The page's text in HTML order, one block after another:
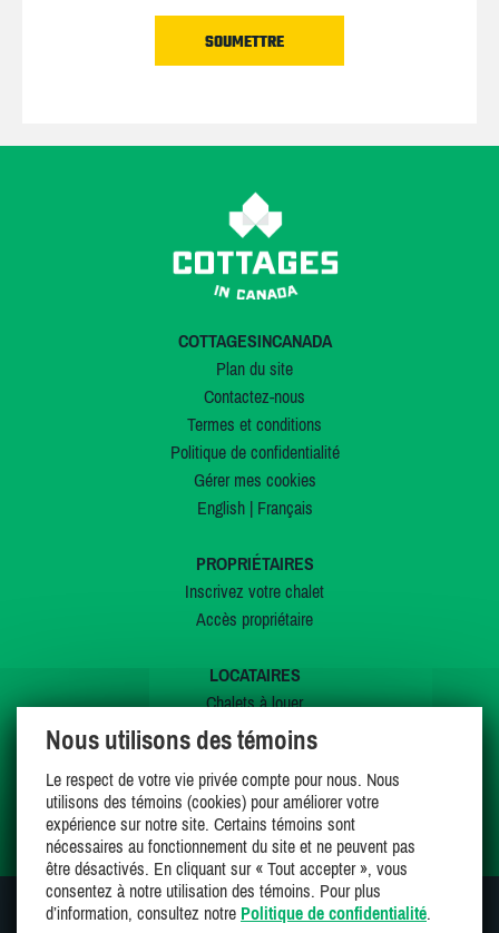
COTTAGESINCANADA
Plan du site
Contactez-nous
Termes et conditions
Politique de confidentialité
Gérer mes cookies
English| Français
PROPRIÉTAIRES
Inscrivez votre chalet
Accès propriétaire
LOCATAIRES
Chalets à louer
Chalets à vendre
Offres spéciales
Mes favoris
SUIVEZ-NOUS SUR
Nous utilisons des témoins
Le respect de votre vie privée compte pour nous. Nous
utilisons des témoins (cookies) pour améliorer votre
expérience sur notre site. Certains témoins sont
nécessaires au fonctionnement du site et ne peuvent pas
être désactivés. En cliquant sur « Tout accepter », vous
consentez à notre utilisation des témoins. Pour plus
d’information, consultez notre Politique de confidentialité.